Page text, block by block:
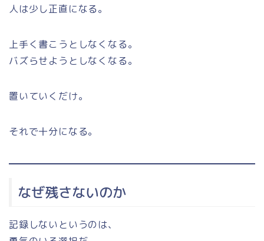
人は少し正直になる。
上手く書こうとしなくなる。
バズらせようとしなくなる。
置いていくだけ。
それで十分になる。
なぜ残さないのか
記録しないというのは、